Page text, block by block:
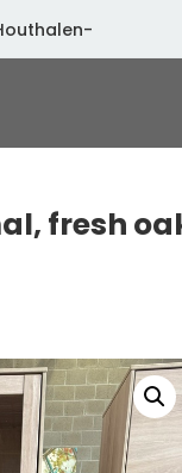
fresh